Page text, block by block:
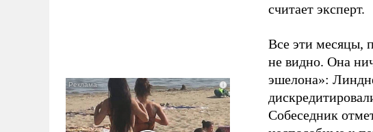
считает эксперт.
Все эти месяцы,
не видно. Она
эшелона»:
Собеседник